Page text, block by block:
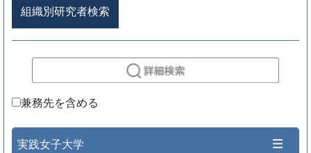
組織別研究者検索
兼務先を含める
実践女子大学